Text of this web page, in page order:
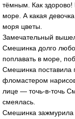
тёмным. Как
море. А какая
моря цветы.
Замечательный
Смешинка долго
поплавать в море,
Смешинка поставила
фломастером
лице — точь-в-точь
смеялась.
Смешинка зажмурила